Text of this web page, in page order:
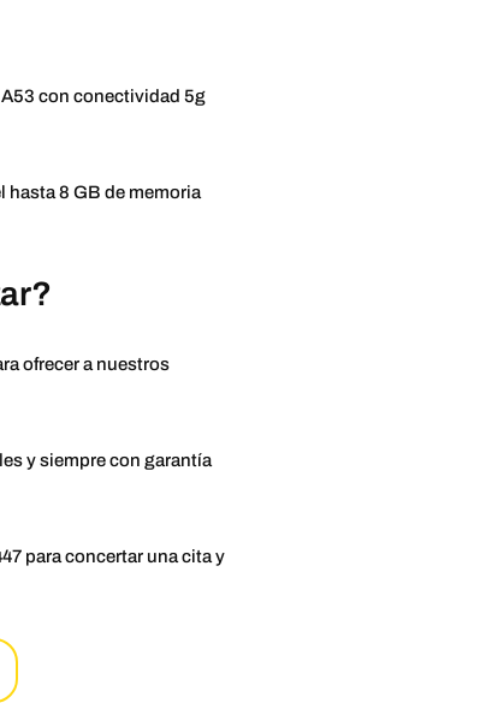
A53 con conectividad 5g
hasta 8 GB de memoria
ofrecer a nuestros
y siempre con garantía
para concertar una cita y